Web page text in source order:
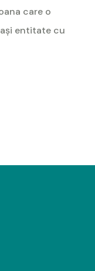
care o
entitate cu